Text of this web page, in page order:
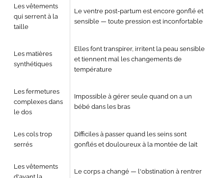
Les vêtements
qui serrent à la
taille
Le ventre post-partum est encore gonflé et
sensible — toute pression est inconfortable
Les matières
synthétiques
Elles font transpirer, irritent la peau sensible
et tiennent mal les changements de
température
Les fermetures
complexes dans
le dos
Impossible à gérer seule quand on a un
bébé dans les bras
Les cols trop
serrés
Difficiles à passer quand les seins sont
gonflés et douloureux à la montée de lait
Les vêtements
Le corps a changé — l'obstination à rentrer